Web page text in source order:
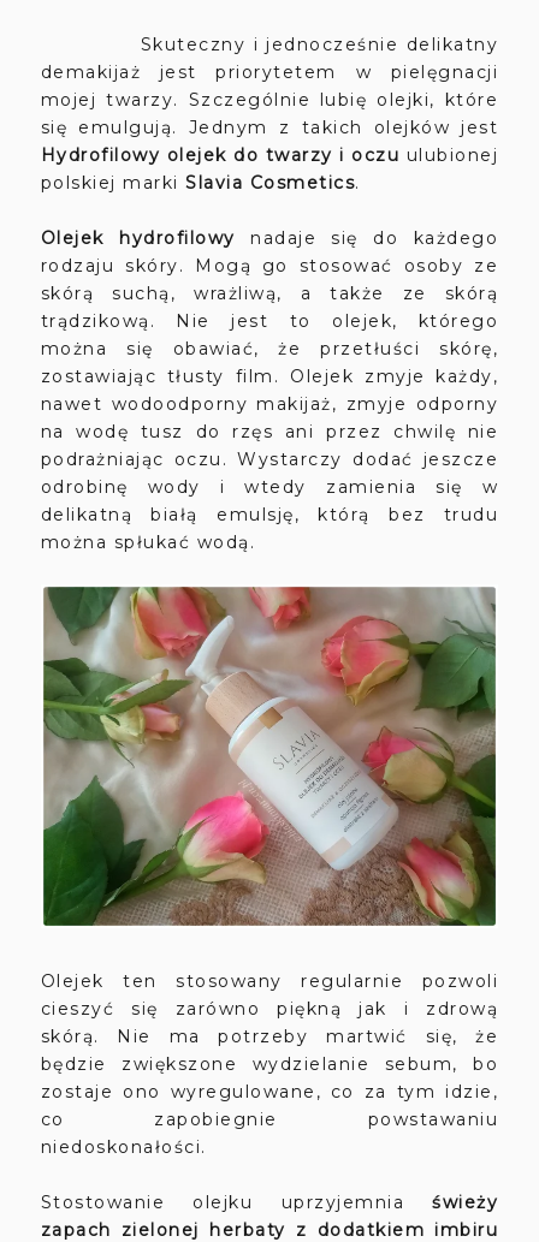
Skuteczny i jednocześnie delikatny
demakijaż jest priorytetem w pielęgnacji
mojej twarzy. Szczególnie lubię olejki, które
się emulgują. Jednym z takich olejków jest
Hydrofilowy olejek do twarzy i oczu ulubionej
polskiej marki Slavia Cosmetics.
Olejek hydrofilowy nadaje się do każdego
rodzaju skóry. Mogą go stosować osoby ze
skórą suchą, wrażliwą, a także ze skórą
trądzikową. Nie jest to olejek, którego
można się obawiać, że przetłuści skórę,
zostawiając tłusty film. Olejek zmyje każdy,
nawet wodoodporny makijaż, zmyje odporny
na wodę tusz do rzęs ani przez chwilę nie
podrażniając oczu. Wystarczy dodać jeszcze
odrobinę wody i wtedy zamienia się w
delikatną białą emulsję, którą bez trudu
można spłukać wodą.
Olejek ten stosowany regularnie pozwoli
cieszyć się zarówno piękną jak i zdrową
skórą. Nie ma potrzeby martwić się, że
będzie zwiększone wydzielanie sebum, bo
zostaje ono wyregulowane, co za tym idzie,
co zapobiegnie powstawaniu
niedoskonałości.
Stostowanie olejku uprzyjemniaświeży
zapach zielonej herbaty z dodatkiem imbiru